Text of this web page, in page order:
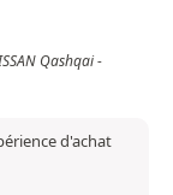
Qashqai -
d'achat